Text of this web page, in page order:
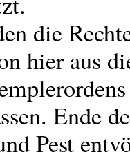
die
hier aus
Ende
Pest